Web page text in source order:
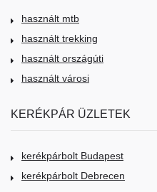
használt mtb
használt trekking
használt országúti
használt városi
KERÉKPÁR ÜZLETEK
kerékpárbolt Budapest
kerékpárbolt Debrecen